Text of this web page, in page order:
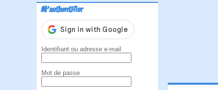
M'authentifier
Identifiant ou adresse e-mail
Mot de passe